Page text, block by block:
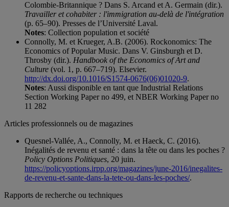
Colombie-Britannique ? Dans S. Arcand et A. Germain (dir.).
Travailler et cohabiter : l'immigration au-delà de l'intégration
(p. 65–90). Presses de l’Université Laval.
Notes: Collection population et société
Connolly, M. et Krueger, A.B. (2006). Rockonomics: The
Economics of Popular Music. Dans V. Ginsburgh et D.
Throsby (dir.). Handbook of the Economics of Art and
Culture (vol. 1, p. 667–719). Elsevier.
http://dx.doi.org/10.1016/S1574-0676(06)01020-9.
Notes: Aussi disponible en tant que Industrial Relations
Section Working Paper no 499, et NBER Working Paper no
11 282
Articles professionnels ou de magazines
Quesnel-Vallée, A., Connolly, M. et Haeck, C. (2016).
Inégalités de revenu et santé : dans la tête ou dans les poches ?
Policy Options Politiques, 20 juin.
https://policyoptions.irpp.org/magazines/june-2016/inegalites-
de-revenu-et-sante-dans-la-tete-ou-dans-les-poches/.
Rapports de recherche ou techniques